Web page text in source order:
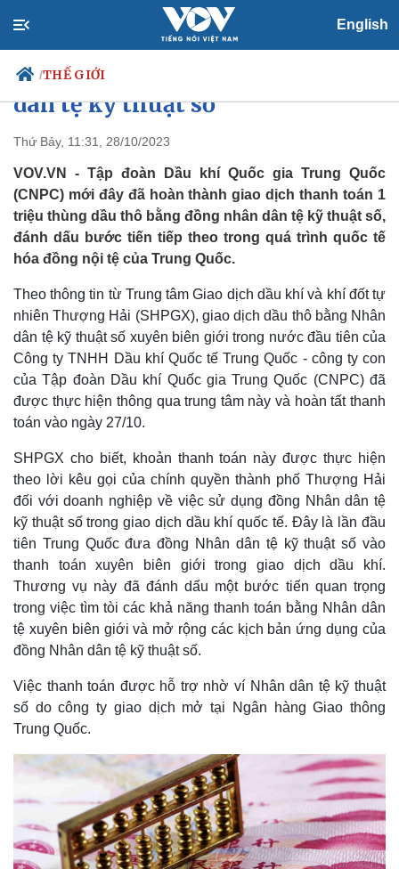
English
/THẾ GIỚI
Chính trị
Đảng
Tổ chức nhân sự
Quốc hội
Xã hội
Tin 24h
Dự báo thời tiết
Dấu ấn VOV
Việc làm
Cuộc sống đó đây
Hồ sơ
Multimedia
Video
Ảnh
E-Magazine
Trung Quốc lần đầu thanh toán
tiền mua dầu bằng đồng Nhân
dân tệ kỹ thuật số
Thứ Bảy, 11:31, 28/10/2023
VOV.VN - Tập đoàn Dầu khí Quốc gia Trung Quốc
(CNPC) mới đây đã hoàn thành giao dịch thanh toán 1
triệu thùng dầu thô bằng đồng nhân dân tệ kỹ thuật số,
đánh dấu bước tiến tiếp theo trong quá trình quốc tế
hóa đồng nội tệ của Trung Quốc.
Theo thông tin từ Trung tâm Giao dịch dầu khí và khí đốt tự
nhiên Thượng Hải (SHPGX), giao dịch dầu thô bằng Nhân
dân tệ kỹ thuật số xuyên biên giới trong nước đầu tiên của
Công ty TNHH Dầu khí Quốc tế Trung Quốc - công ty con
của Tập đoàn Dầu khí Quốc gia Trung Quốc (CNPC) đã
được thực hiện thông qua trung tâm này và hoàn tất thanh
toán vào ngày 27/10.
​SHPGX cho biết, khoản thanh toán này được thực hiện
theo lời kêu gọi của chính quyền thành phố Thượng Hải
đối với doanh nghiệp về việc sử dụng đồng Nhân dân tệ
kỹ thuật số trong giao dịch dầu khí quốc tế. Đây là lần đầu
tiên Trung Quốc đưa đồng Nhân dân tệ kỹ thuật số vào
thanh toán xuyên biên giới trong giao dịch dầu khí.
Thương vụ này đã đánh dấu một bước tiến quan trọng
trong việc tìm tòi các khả năng thanh toán bằng Nhân dân
tệ xuyên biên giới và mở rộng các kịch bản ứng dụng của
đồng Nhân dân tệ kỹ thuật số.
​Việc thanh toán được hỗ trợ nhờ ví Nhân dân tệ kỹ thuật
số do công ty giao dịch mở tại Ngân hàng Giao thông
Trung Quốc.